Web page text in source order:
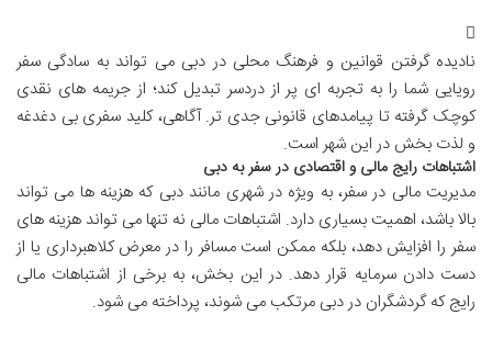
نادیده گرفتن قوانین و فرهنگ محلی در دبی می تواند به سادگی سفر
رویایی شما را به تجربه ای پر از دردسر تبدیل کند؛ از جریمه های نقدی
کوچک گرفته تا پیامدهای قانونی جدی تر. آگاهی، کلید سفری بی دغدغه
و لذت بخش در این شهر است.
اشتباهات رایج مالی و اقتصادی در سفر به دبی
مدیریت مالی در سفر، به ویژه در شهری مانند دبی که هزینه ها می تواند
بالا باشد، اهمیت بسیاری دارد. اشتباهات مالی نه تنها می تواند هزینه های
سفر را افزایش دهد، بلکه ممکن است مسافر را در معرض کلاهبرداری یا از
دست دادن سرمایه قرار دهد. در این بخش، به برخی از اشتباهات مالی
رایج که گردشگران در دبی مرتکب می شوند، پرداخته می شود.